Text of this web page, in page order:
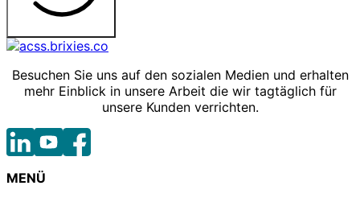
Besuchen Sie uns auf den sozialen Medien und erhalten
mehr Einblick in unsere Arbeit die wir tagtäglich für
unsere Kunden verrichten.
MENÜ